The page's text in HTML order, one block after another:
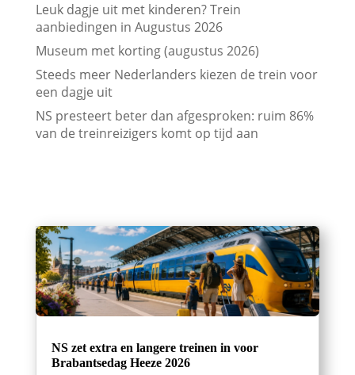
Leuk dagje uit met kinderen? Trein
aanbiedingen in Augustus 2026
Museum met korting (augustus 2026)
Steeds meer Nederlanders kiezen de trein voor
een dagje uit
NS presteert beter dan afgesproken: ruim 86%
van de treinreizigers komt op tijd aan
NS zet extra en langere treinen in voor
Brabantsedag Heeze 2026